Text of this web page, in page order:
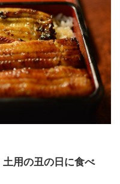
用の丑の日に食べ